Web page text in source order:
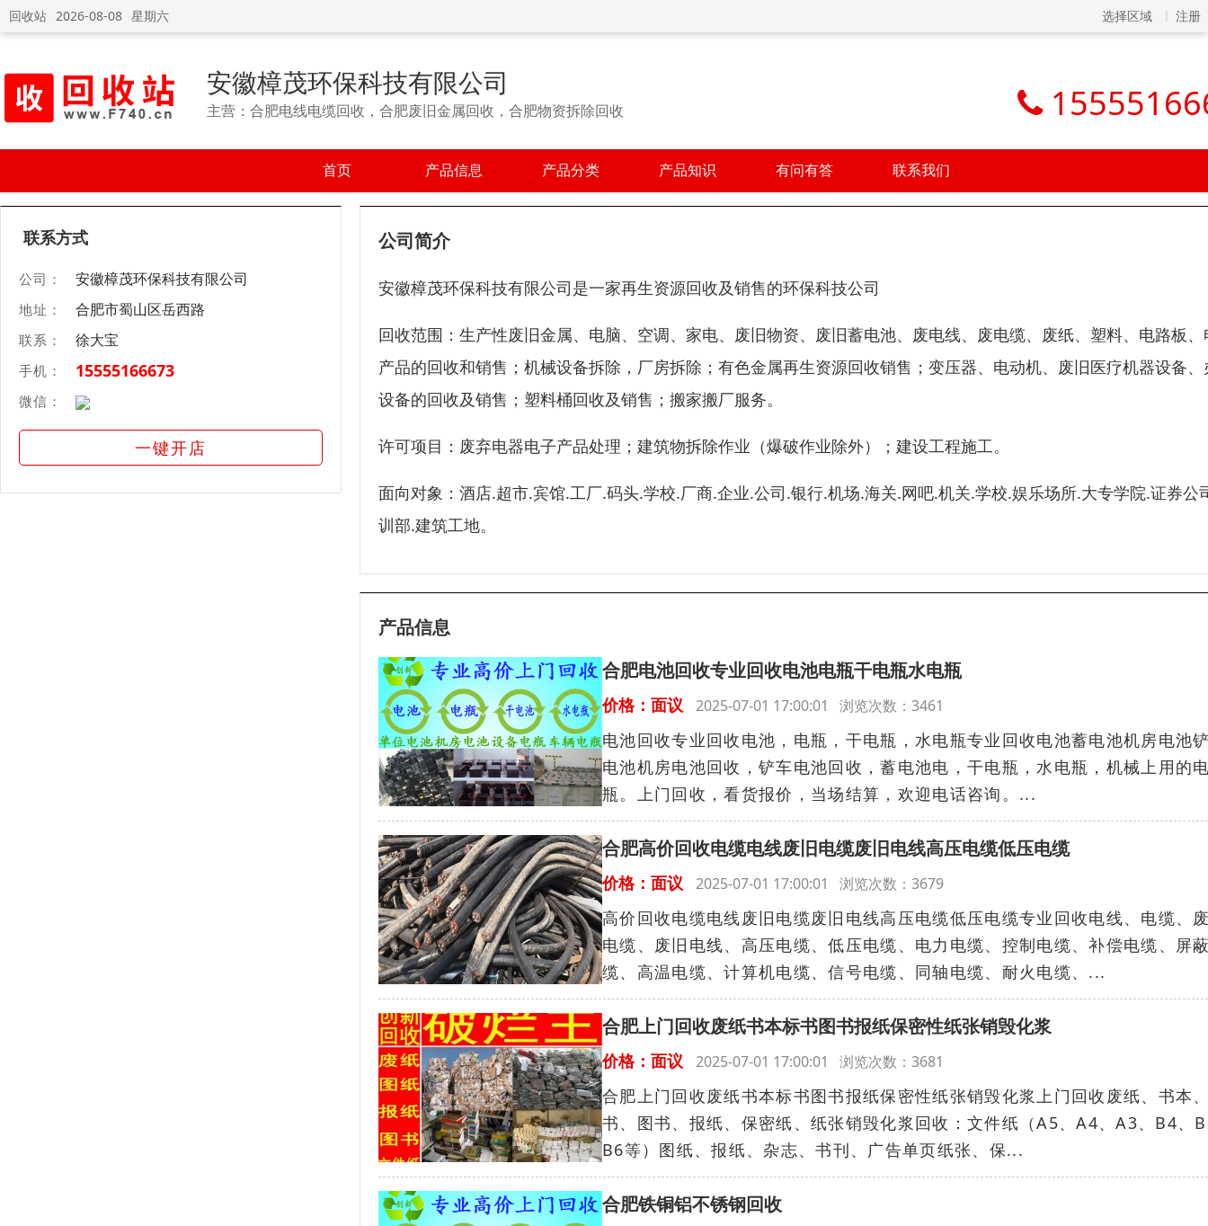
回收站 2026-08-08 星期六 选择区域 注册
安徽樟茂环保科技有限公司
主营：合肥电线电缆回收，合肥废旧金属回收，合肥物资拆除回收
首页 产品信息 产品分类 产品知识 有问有答 联系我们
联系方式
公司： 安徽樟茂环保科技有限公司
地址： 合肥市蜀山区岳西路
联系： 徐大宝
手机： 15555166673
微信：
一键开店
公司简介
安徽樟茂环保科技有限公司是一家再生资源回收及销售的环保科技公司
回收范围：生产性废旧金属、电脑、空调、家电、废旧物资、废旧蓄电池、废电线、废电缆、废纸、塑料、电路板、
产品的回收和销售；机械设备拆除，厂房拆除；有色金属再生资源回收销售；变压器、电动机、废旧医疗机器设备、
设备的回收及销售；塑料桶回收及销售；搬家搬厂服务。
许可项目：废弃电器电子产品处理；建筑物拆除作业（爆破作业除外）；建设工程施工。
面向对象：酒店.超市.宾馆.工厂.码头.学校.厂商.企业.公司.银行.机场.海关.网吧.机关.学校.娱乐场所.大专学院.证券公
训部.建筑工地。
产品信息
合肥电池回收专业回收电池电瓶干电瓶水电瓶
价格：面议 2025-07-01 17:00:01 浏览次数：3461
电池回收专业回收电池，电瓶，干电瓶，水电瓶专业回收电池蓄电池机房电池
电池机房电池回收，铲车电池回收，蓄电池电，干电瓶，水电瓶，机械上用的
瓶。上门回收，看货报价，当场结算，欢迎电话咨询。...
合肥高价回收电缆电线废旧电缆废旧电线高压电缆低压电缆
价格：面议 2025-07-01 17:00:01 浏览次数：3679
高价回收电缆电线废旧电缆废旧电线高压电缆低压电缆专业回收电线、电缆、
电缆、废旧电线、高压电缆、低压电缆、电力电缆、控制电缆、补偿电缆、屏
缆、高温电缆、计算机电缆、信号电缆、同轴电缆、耐火电缆、...
合肥上门回收废纸书本标书图书报纸保密性纸张销毁化浆
价格：面议 2025-07-01 17:00:01 浏览次数：3681
合肥上门回收废纸书本标书图书报纸保密性纸张销毁化浆上门回收废纸、书本
书、图书、报纸、保密纸、纸张销毁化浆回收：文件纸（A5、A4、A3、B4、
B6等）图纸、报纸、杂志、书刊、广告单页纸张、保...
合肥铁铜铝不锈钢回收